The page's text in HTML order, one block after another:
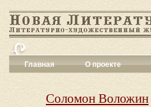
Главная О проекте
Соломон Воложин